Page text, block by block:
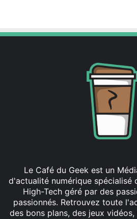
Le Café du Geek est un
d'actualité numérique spécialisé
High-Tech géré par des
passionnés. Retrouvez toute
des bons plans, des jeux